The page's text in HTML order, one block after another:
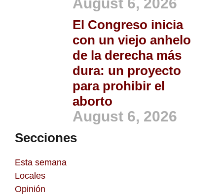
August 6, 2026
El Congreso inicia
con un viejo anhelo
de la derecha más
dura: un proyecto
para prohibir el
aborto
August 6, 2026
Secciones
Esta semana
Locales
Opinión